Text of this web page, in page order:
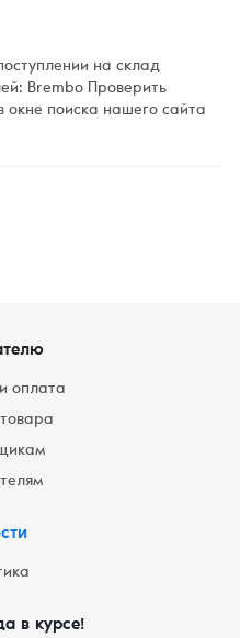
на склад
Brembo Проверить
окне поиска нашего сайта
оплата
в курсе!